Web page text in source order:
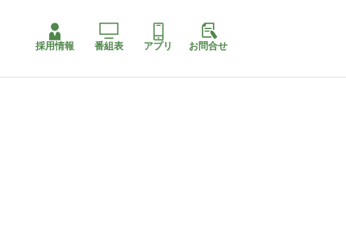
採用情報 番組表 アプリ お問合せ